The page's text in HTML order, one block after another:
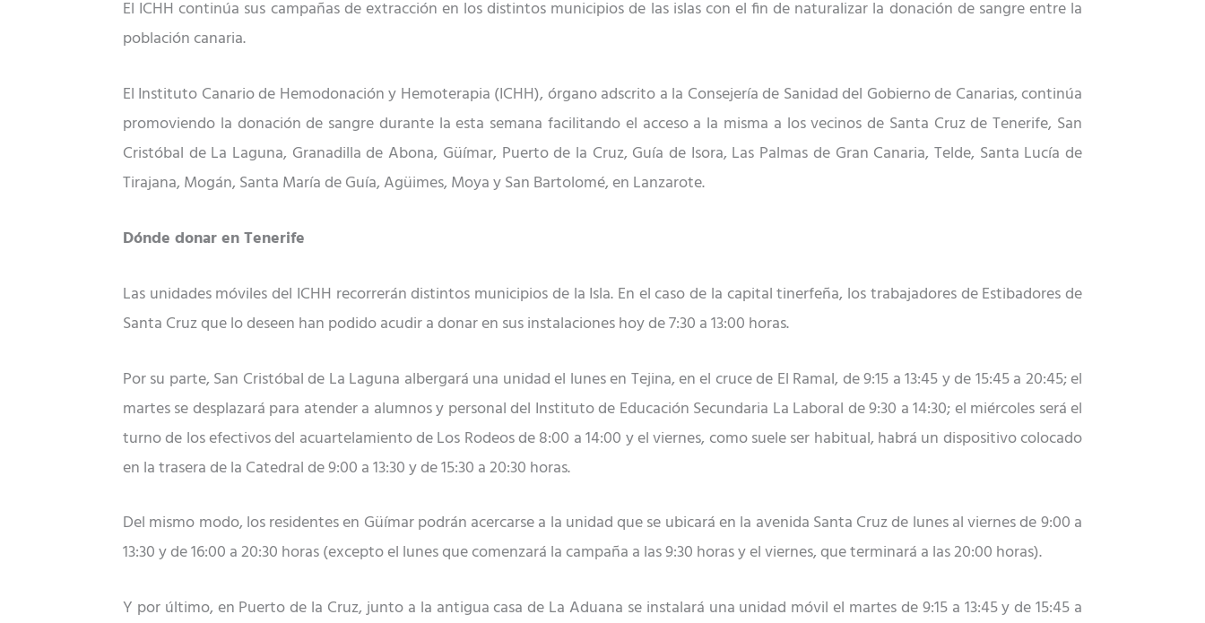
El ICHH continúa sus campañas de extracción en los distintos municipios de las islas con el fin de naturalizar la donación de sangre entre la
población canaria.
El Instituto Canario de Hemodonación y Hemoterapia (ICHH), órgano adscrito a la Consejería de Sanidad del Gobierno de Canarias, continúa
promoviendo la donación de sangre durante la esta semana facilitando el acceso a la misma a los vecinos de Santa Cruz de Tenerife, San
Cristóbal de La Laguna, Granadilla de Abona, Güímar, Puerto de la Cruz, Guía de Isora, Las Palmas de Gran Canaria, Telde, Santa Lucía de
Tirajana, Mogán, Santa María de Guía, Agüimes, Moya y San Bartolomé, en Lanzarote.
Dónde donar en Tenerife
Las unidades móviles del ICHH recorrerán distintos municipios de la Isla. En el caso de la capital tinerfeña, los trabajadores de Estibadores de
Santa Cruz que lo deseen han podido acudir a donar en sus instalaciones hoy de 7:30 a 13:00 horas.
Por su parte, San Cristóbal de La Laguna albergará una unidad el lunes en Tejina, en el cruce de El Ramal, de 9:15 a 13:45 y de 15:45 a 20:45; el
martes se desplazará para atender a alumnos y personal del Instituto de Educación Secundaria La Laboral de 9:30 a 14:30; el miércoles será el
turno de los efectivos del acuartelamiento de Los Rodeos de 8:00 a 14:00 y el viernes, como suele ser habitual, habrá un dispositivo colocado
en la trasera de la Catedral de 9:00 a 13:30 y de 15:30 a 20:30 horas.
Del mismo modo, los residentes en Güímar podrán acercarse a la unidad que se ubicará en la avenida Santa Cruz de lunes al viernes de 9:00 a
13:30 y de 16:00 a 20:30 horas (excepto el lunes que comenzará la campaña a las 9:30 horas y el viernes, que terminará a las 20:00 horas).
Y por último, en Puerto de la Cruz, junto a la antigua casa de La Aduana se instalará una unidad móvil el martes de 9:15 a 13:45 y de 15:45 a